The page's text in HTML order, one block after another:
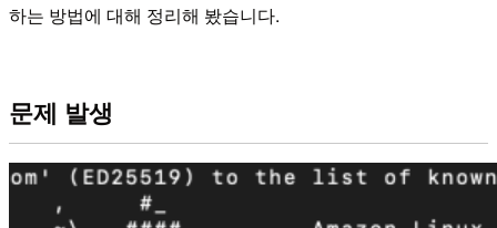
하는 방법에 대해 정리해 봤습니다.
문제 발생